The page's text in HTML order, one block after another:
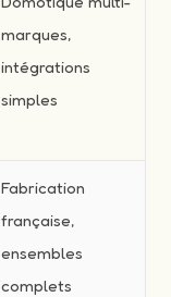
marques,
intégrations
simples
Fabrication
française,
ensembles
complets